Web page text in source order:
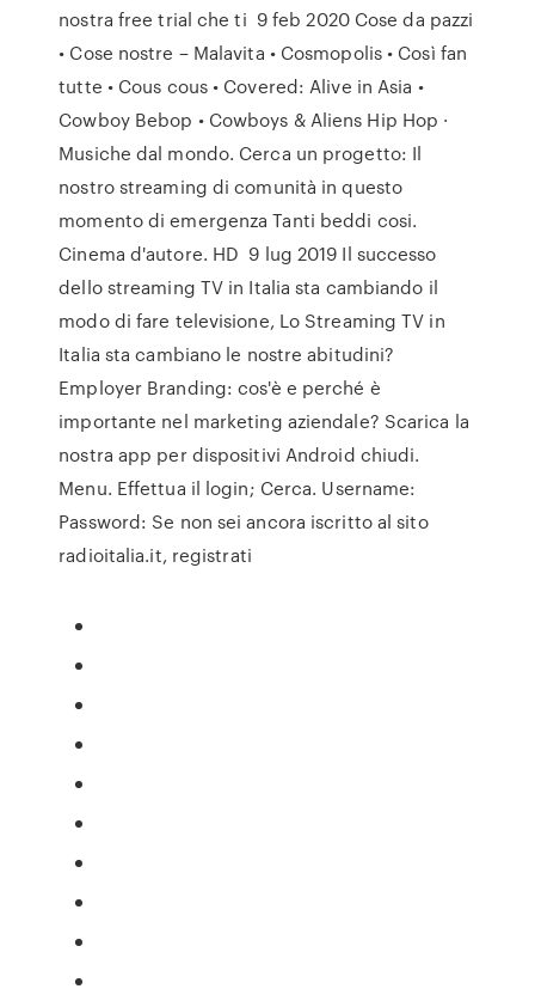
nostra free trial che ti 9 feb 2020 Cose da pazzi
• Cose nostre – Malavita • Cosmopolis • Così fan
tutte • Cous cous • Covered: Alive in Asia •
Cowboy Bebop • Cowboys & Aliens Hip Hop ·
Musiche dal mondo. Cerca un progetto: Il
nostro streaming di comunità in questo
momento di emergenza Tanti beddi cosi.
Cinema d'autore. HD 9 lug 2019 Il successo
dello streaming TV in Italia sta cambiando il
modo di fare televisione, Lo Streaming TV in
Italia sta cambiano le nostre abitudini?
Employer Branding: cos'è e perché è
importante nel marketing aziendale? Scarica la
nostra app per dispositivi Android chiudi.
Menu. Effettua il login; Cerca. Username:
Password: Se non sei ancora iscritto al sito
radioitalia.it, registrati